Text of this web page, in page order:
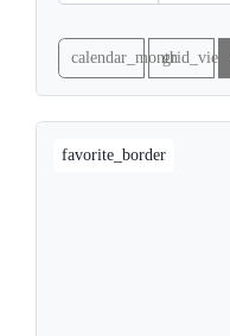
calendar_monthgrid_view
favorite_border